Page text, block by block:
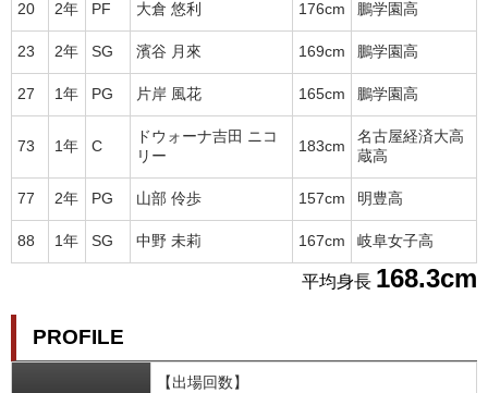
20 2年 PF 大倉 悠利 176cm 鵬学園高
23 2年 SG 濱谷 月來 169cm 鵬学園高
27 1年 PG 片岸 風花 165cm 鵬学園高
73 1年 C
ドウォーナ吉田 ニコ
リー
183cm
名古屋経済大高
蔵高
77 2年 PG 山部 伶歩 157cm 明豊高
88 1年 SG 中野 未莉 167cm 岐阜女子高
平均身長 168.3cm
PROFILE
【出場回数】